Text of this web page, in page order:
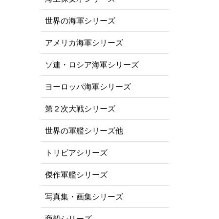
世界の海軍シリーズ
アメリカ海軍シリーズ
ソ連・ロシア海軍シリーズ
ヨーロッパ海軍シリーズ
第２次大戦シリーズ
世界の軍艦シリーズ他
トリビアシリーズ
傑作軍艦シリーズ
写真集・画集シリーズ